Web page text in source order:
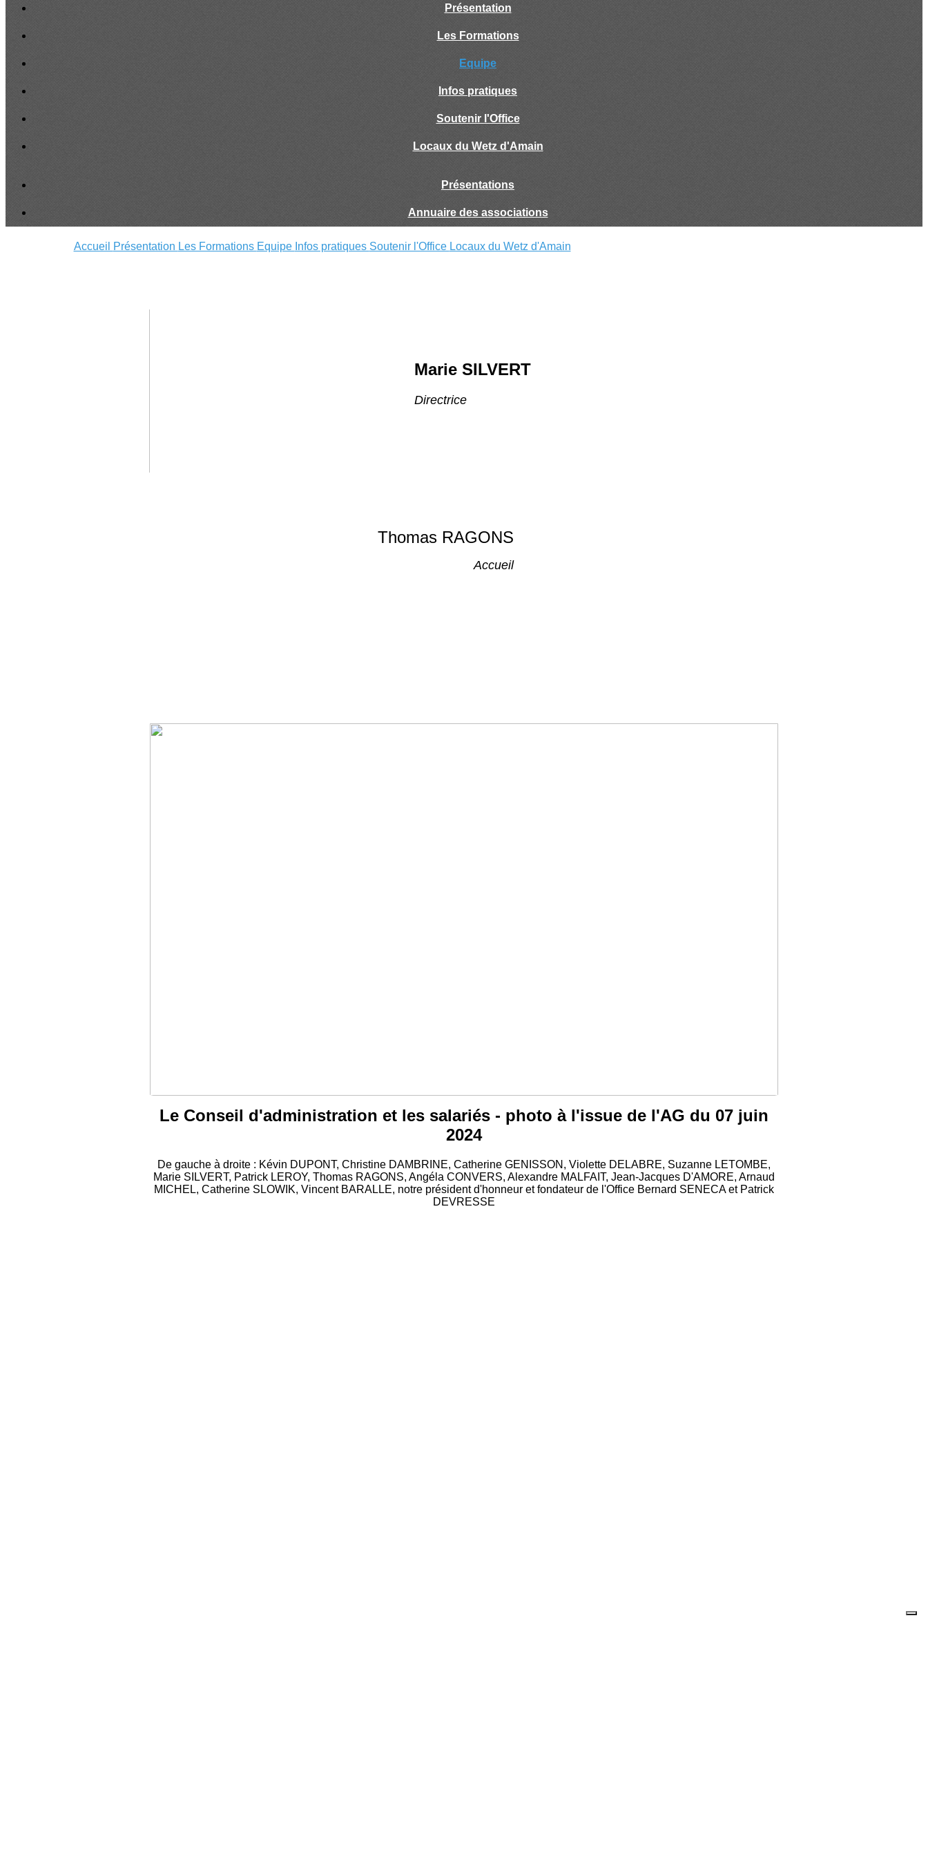
Présentation
Les Formations
Equipe
Infos pratiques
Soutenir l'Office
Locaux du Wetz d'Amain
Présentations
Annuaire des associations
Accueil Présentation Les Formations Equipe Infos pratiques Soutenir l'Office Locaux du Wetz d'Amain
Marie SILVERT
Directrice
Thomas RAGONS
Accueil
Le Conseil d'administration et les salariés - photo à l'issue de l'AG du 07 juin
2024
De gauche à droite : Kévin DUPONT, Christine DAMBRINE, Catherine GENISSON, Violette DELABRE, Suzanne LETOMBE,
Marie SILVERT, Patrick LEROY, Thomas RAGONS, Angéla CONVERS, Alexandre MALFAIT, Jean-Jacques D'AMORE, Arnaud
MICHEL, Catherine SLOWIK, Vincent BARALLE, notre président d'honneur et fondateur de l'Office Bernard SENECA et Patrick
DEVRESSE